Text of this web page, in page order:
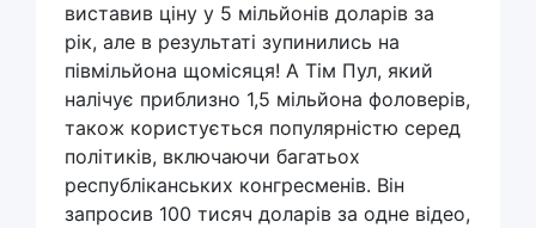
виставив ціну у 5 мільйонів доларів за
рік, але в результаті зупинились на
півмільйона щомісяця! А Тім Пул, який
налічує приблизно 1,5 мільйона фоловерів,
також користується популярністю серед
політиків, включаючи багатьох
республіканських конгресменів. Він
запросив 100 тисяч доларів за одне відео,